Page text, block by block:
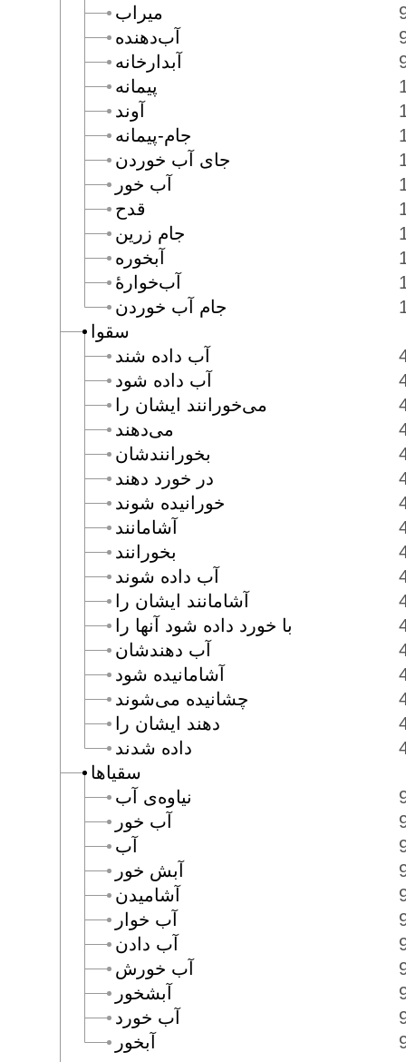
سقوا
سقياها
ميراب
آب‌دهنده
آبدارخانه
پيمانه
آوند
جام-پيمانه
جاى آب خوردن
آب خور
قدح
جام زرين
آبخوره
آب‌خوارۀ
جام آب خوردن
آب داده شند
آب داده شود
مى‌خورانند ايشان را
مى‌دهند
بخورانندشان
در خورد دهند
خورانيده شوند
آشامانند
بخورانند
آب داده شوند
آشامانند ايشان را
با خورد داده شود آنها را
آب دهندشان
آشامانيده شود
چشانيده مى‌شوند
دهند ايشان را
داده شدند
نياوه‌ى آب
آب خور
آب
آبش خور
آشاميدن
آب خوار
آب دادن
آب خورش
آبشخور
آب خورد
آبخور